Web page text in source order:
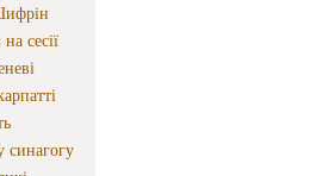
сесії
синагогу